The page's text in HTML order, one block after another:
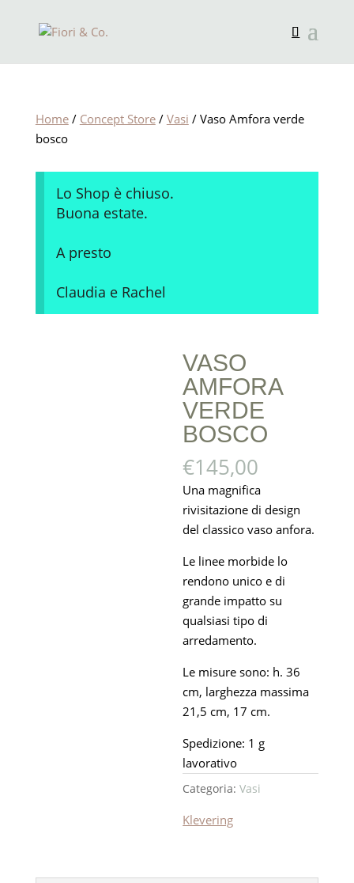
Home/ Concept Store/ Vasi / Vaso Amfora verde
bosco
Lo Shop è chiuso.
Buona estate.
A presto
Claudia e Rachel
VASO
AMFORA
VERDE
BOSCO
€145,00
Una magnifica
rivisitazione di design
del classico vaso anfora.
Le linee morbide lo
rendono unico e di
grande impatto su
qualsiasi tipo di
arredamento.
Le misure sono: h. 36
cm, larghezza massima
21,5 cm, 17 cm.
Spedizione: 1 g
lavorativo
Categoria:Vasi
Klevering